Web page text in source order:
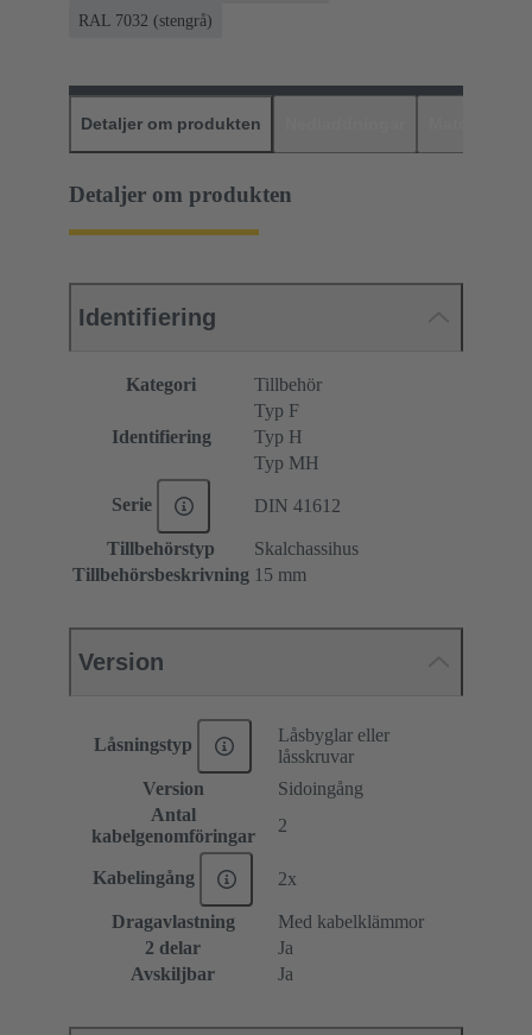
RAL 7032 (stengrå)
Detaljer om produkten
Detaljer om produkten
Identifiering
Kategori Tillbehör
Identifiering
Typ F
Typ H
Typ MH
Serie DIN 41612
Tillbehörstyp
Skalchassihus
Tillbehörsbeskrivning 15 mm
Version
Låsningstyp
Låsbyglar eller
låsskruvar
Version
Sidoingång
Antal
kabelgenomföringar
2
Kabelingång 2x
Dragavlastning
Med kabelklämmor
2 delar
Ja
Avskiljbar
Ja